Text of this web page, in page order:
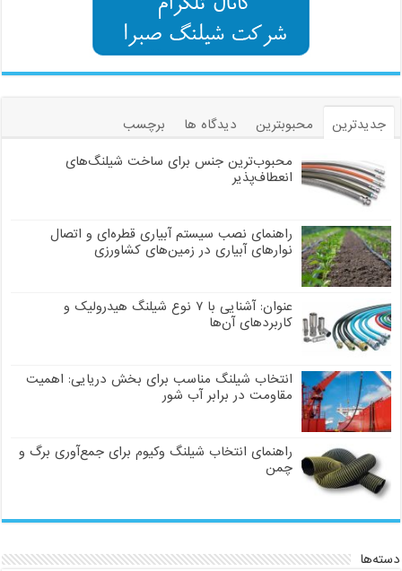
جدیدترین محبوبترین دیدگاه ها
برچسب
محبوب‌ترین جنس برای ساخت شیلنگ‌های
انعطاف‌پذیر
راهنمای نصب سیستم آبیاری قطره‌ای و اتصال
نوارهای آبیاری در زمین‌های کشاورزی
عنوان: آشنایی با ۷ نوع شیلنگ هیدرولیک و
کاربردهای آن‌ها
انتخاب شیلنگ مناسب برای بخش دریایی: اهمیت
مقاومت در برابر آب شور
راهنمای انتخاب شیلنگ وکیوم برای جمع‌آوری برگ و
چمن
دسته‌ها